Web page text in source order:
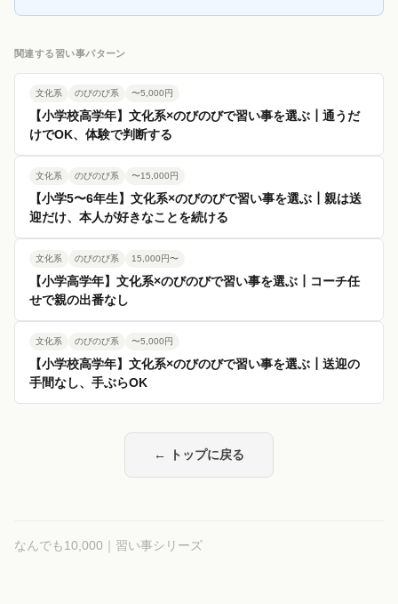
関連する習い事パターン
文化系 のびのび系 〜5,000円
【小学校高学年】文化系×のびのびで習い事を選ぶ┃通うだ
けでOK、体験で判断する
文化系 のびのび系 〜15,000円
【小学5〜6年生】文化系×のびのびで習い事を選ぶ┃親は送
迎だけ、本人が好きなことを続ける
文化系 のびのび系 15,000円〜
【小学高学年】文化系×のびのびで習い事を選ぶ┃コーチ任
せで親の出番なし
文化系 のびのび系 〜5,000円
【小学校高学年】文化系×のびのびで習い事を選ぶ┃送迎の
手間なし、手ぶらOK
← トップに戻る
なんでも10,000｜習い事シリーズ